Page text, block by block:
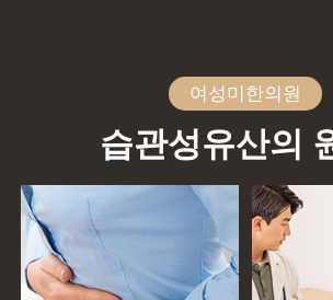
여성미한의원
습관성유산의